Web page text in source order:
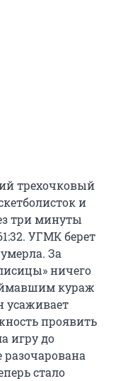
трехочковый
и
три минуты
УГМК берет
За
ничего
кураж
усаживает
проявить
игру до
разочарована
стало